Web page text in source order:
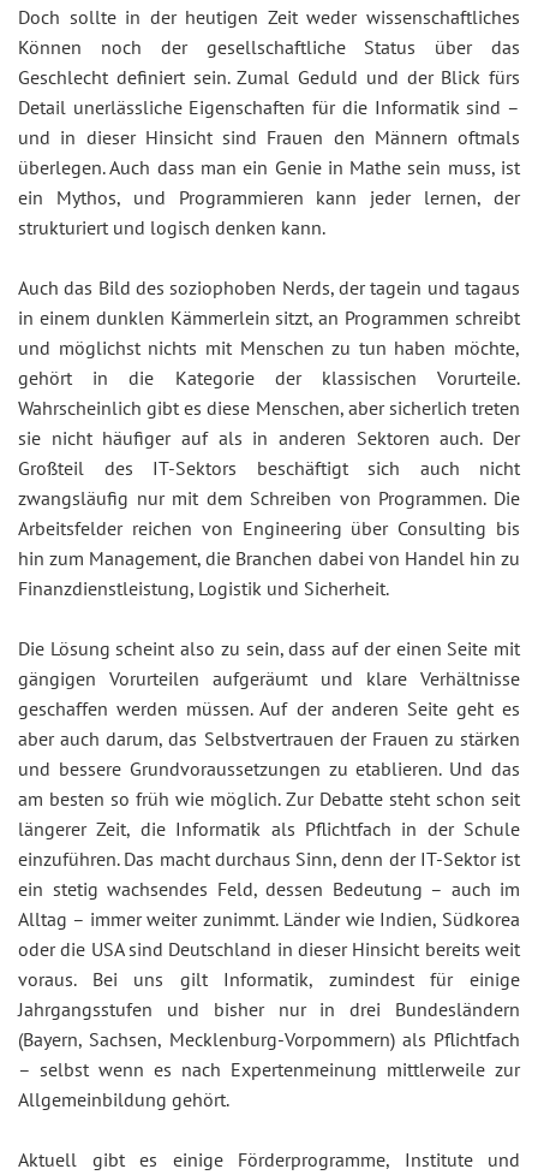
Doch sollte in der heutigen Zeit weder wissenschaftliches
Können noch der gesellschaftliche Status über das
Geschlecht definiert sein. Zumal Geduld und der Blick fürs
Detail unerlässliche Eigenschaften für die Informatik sind –
und in dieser Hinsicht sind Frauen den Männern oftmals
überlegen. Auch dass man ein Genie in Mathe sein muss, ist
ein Mythos, und Programmieren kann jeder lernen, der
strukturiert und logisch denken kann.
Auch das Bild des soziophoben Nerds, der tagein und tagaus
in einem dunklen Kämmerlein sitzt, an Programmen schreibt
und möglichst nichts mit Menschen zu tun haben möchte,
gehört in die Kategorie der klassischen Vorurteile.
Wahrscheinlich gibt es diese Menschen, aber sicherlich treten
sie nicht häufiger auf als in anderen Sektoren auch. Der
Großteil des IT-Sektors beschäftigt sich auch nicht
zwangsläufig nur mit dem Schreiben von Programmen. Die
Arbeitsfelder reichen von Engineering über Consulting bis
hin zum Management, die Branchen dabei von Handel hin zu
Finanzdienstleistung, Logistik und Sicherheit.
Die Lösung scheint also zu sein, dass auf der einen Seite mit
gängigen Vorurteilen aufgeräumt und klare Verhältnisse
geschaffen werden müssen. Auf der anderen Seite geht es
aber auch darum, das Selbstvertrauen der Frauen zu stärken
und bessere Grundvoraussetzungen zu etablieren. Und das
am besten so früh wie möglich. Zur Debatte steht schon seit
längerer Zeit, die Informatik als Pflichtfach in der Schule
einzuführen. Das macht durchaus Sinn, denn der IT-Sektor ist
ein stetig wachsendes Feld, dessen Bedeutung – auch im
Alltag – immer weiter zunimmt. Länder wie Indien, Südkorea
oder die USA sind Deutschland in dieser Hinsicht bereits weit
voraus. Bei uns gilt Informatik, zumindest für einige
Jahrgangsstufen und bisher nur in drei Bundesländern
(Bayern, Sachsen, Mecklenburg-Vorpommern) als Pflichtfach
– selbst wenn es nach Expertenmeinung mittlerweile zur
Allgemeinbildung gehört.
Aktuell gibt es einige Förderprogramme, Institute und